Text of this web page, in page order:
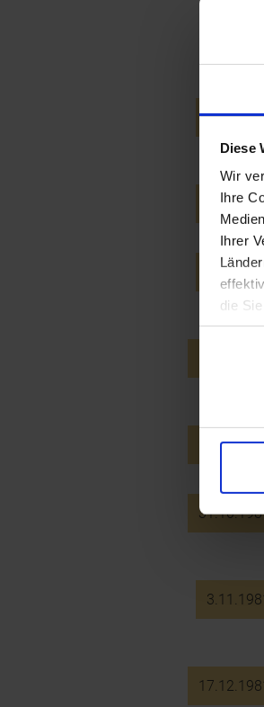
Diese
Wir
Ihre
Ihrer
die